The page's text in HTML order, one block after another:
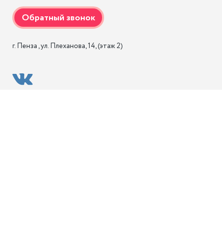
г. Пенза , ул. Плеханова, 14, (этаж 2)